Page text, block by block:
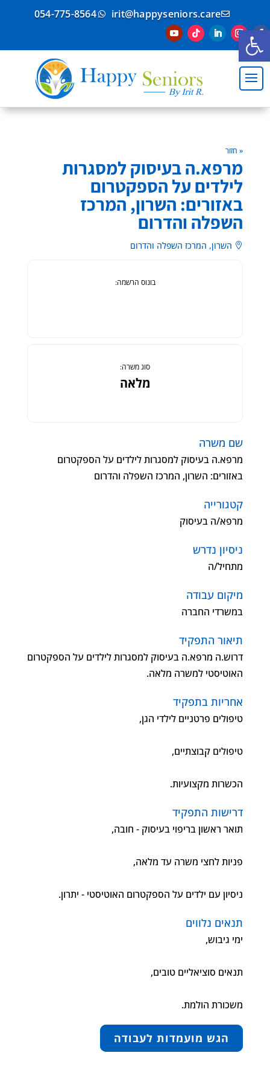
פתח סרגל נגישות

irit@happyseniors.care

054-775-8564
« חזור
מרפא.ה בעיסוק למסגרות
לילדים על הספקטרום
באזורים: השרון, המרכז
השפלה והדרום
 השרון, המרכז השפלה והדרום
בונוס הרשמה:
סוג משרה:
מלאה
שם משרה
מרפא.ה בעיסוק למסגרות לילדים על הספקטרום
באזורים: השרון, המרכז השפלה והדרום
קטגורייה
מרפא/ה בעיסוק
ניסיון נדרש
מתחיל/ה
מיקום עבודה
במשרדי החברה
תיאור התפקיד
דרוש.ה מרפא.ה בעיסוק למסגרות לילדים על הספקטרום
האוטיסטי למשרה מלאה.
אחריות בתפקיד
טיפולים פרטניים לילדי הגן,
טיפולים קבוצתיים,
הכשרות מקצועיות.
דרישות התפקיד
תואר ראשון בריפוי בעיסוק - חובה,
פניות לחצי משרה עד מלאה,
ניסיון עם ילדים על הספקטרום האוטיסטי - יתרון.
תנאים נלווים
ימי גיבוש,
תנאים סוציאליים טובים,
משכורת הולמת.
הגש מועמדות לעבודה